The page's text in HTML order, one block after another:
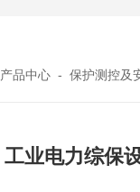
产品中心 -保护测控及
工业电力综保